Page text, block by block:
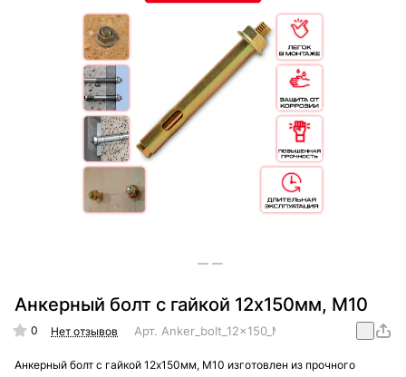
Анкерный болт с гайкой 12х150мм, М10
0 Нет отзывов Арт. Anker_bolt_12x150_M10
Анкерный болт с гайкой 12х150мм, М10 изготовлен из прочного